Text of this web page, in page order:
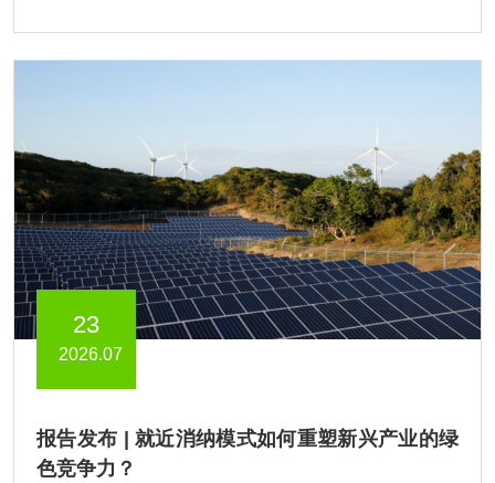
23
2026.07
报告发布 | 就近消纳模式如何重塑新兴产业的绿
色竞争力？